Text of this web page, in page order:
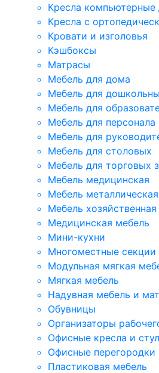
Кресла компьютерные
Кресла с
Кровати и изголовья
Кэшбоксы
Матрасы
Мебель для дома
Мебель для
Мебель для
Мебель для персонала
Мебель для
Мебель для столовых
Мебель для торговых
Мебель медицинская
Мебель металлическая
Мебель хозяйственная
Медицинская мебель
Мини-кухни
Многоместные секции
Модульная мягкая
Мягкая мебель
Надувная мебель и
Обувницы
Организаторы
Офисные кресла и
Офисные перегородки
Пластиковая мебель